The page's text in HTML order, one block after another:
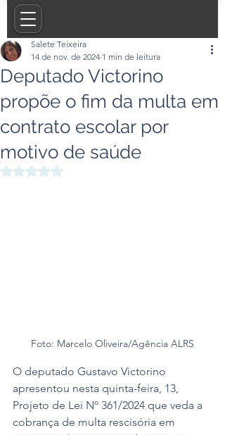
Deputado Victorino
propõe o fim da multa em
contrato escolar por
motivo de saúde
Salete Teixeira
14 de nov. de 2024 1 min de leitura
Avaliado com NaN de 5 estrelas.
Foto: Marcelo Oliveira/Agência ALRS
O deputado Gustavo Victorino
apresentou nesta quinta-feira, 13,
Projeto de Lei Nº 361/2024 que veda a
cobrança de multa rescisória em